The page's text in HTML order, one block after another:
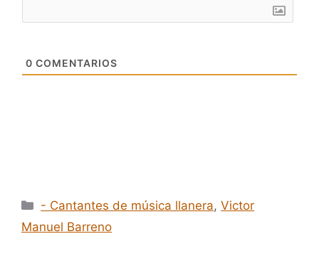
0 COMENTARIOS
Categorías
- Cantantes de música llanera,Victor
Manuel Barreno